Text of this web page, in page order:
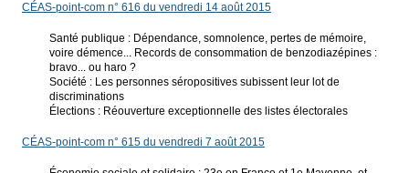
CÉAS-point-com n° 616 du vendredi 14 août 2015
Santé publique : Dépendance, somnolence, pertes de mémoire,
voire démence... Records de consommation de benzodiazépines :
bravo... ou haro ?
Société : Les personnes séropositives subissent leur lot de
discriminations
Élections : Réouverture exceptionnelle des listes électorales
CÉAS-point-com n° 615 du vendredi 7 août 2015